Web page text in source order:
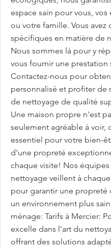
espace sain pour vous, vos
ou votre famille. Vous avez
spécifiques en matière de
Nous sommes là pour y
vous fournir une prestation
Contactez-nous pour
personnalisé et profiter de
de nettoyage de qualité
Une maison propre n'est
seulement agréable à voir,
essentiel pour votre bien-
d'une propreté
chaque visite! Nos équipes
nettoyage veillent à
pour garantir une propreté
un environnement plus
ménage: Tarifs à Mercier:
excelle dans l'art du
offrant des solutions